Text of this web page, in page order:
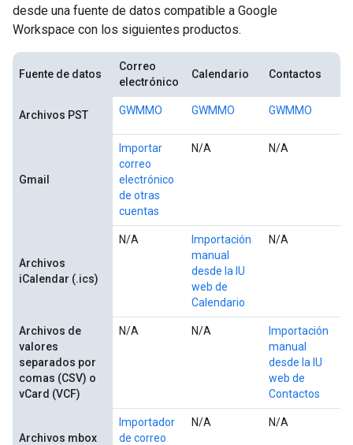
desde una fuente de datos compatible a Google
Workspace con los siguientes productos.
Fuente de datos
Correo
electrónico
Calendario Contactos
Archivos PST GWMMO GWMMO GWMMO
Gmail
Importar
correo
electrónico
de otras
cuentas
N/A N/A
Archivos
iCalendar (.ics)
N/A
Importación
manual
desde la IU
web de
Calendario
N/A
Archivos de
valores
separados por
comas (CSV) o
vCard (VCF)
N/A N/A
Importación
manual
desde la IU
web de
Contactos
Archivos mbox
Importador
de correo
N/A N/A